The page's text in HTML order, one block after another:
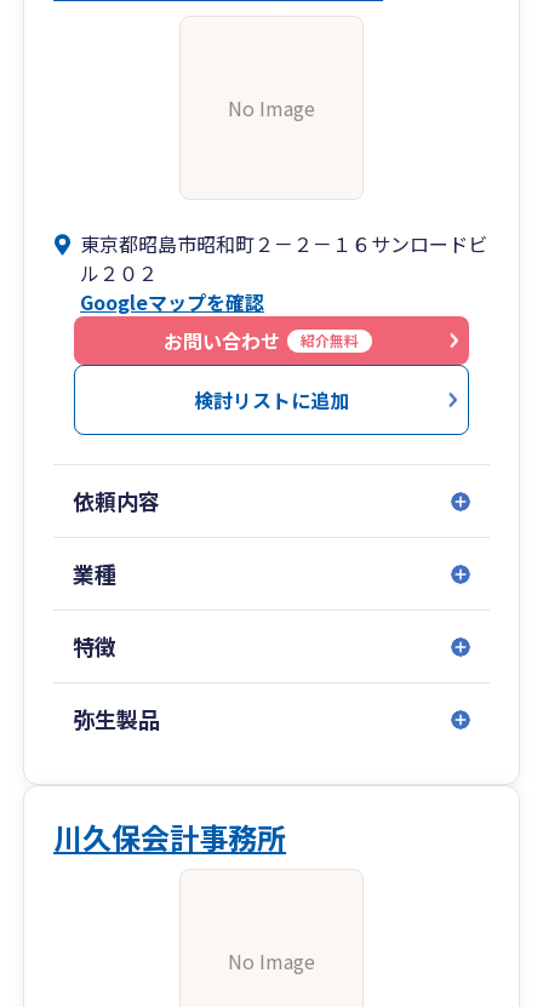
No Image
東京都昭島市昭和町２－２－１６サンロードビ
ル２０２
Googleマップを確認
お問い合わせ
紹介無料
検討リストに追加
依頼内容
業種
特徴
弥生製品
川久保会計事務所
No Image